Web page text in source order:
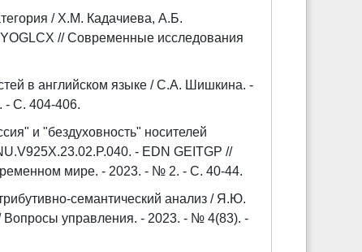
/ Х.М. Кадачиева, А.Б.
// Современные исследования
в английском языке / С.А. Шишкина. -
- С. 404-406.
и "бездуховность" носителей
- EDN GEITGP //
мире. - 2023. - № 2. - С. 40-44.
семантический анализ / Я.Ю.
Вопросы управления. - 2023. - № 4(83). -